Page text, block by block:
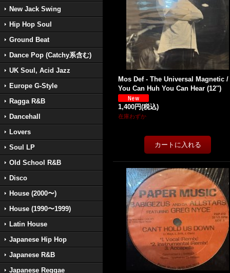
New Jack Swing
Hip Hop Soul
Ground Beat
Dance Pop (Catchy系含む)
UK Soul, Acid Jazz
Europe G-Style
Ragga R&B
Dancehall
Lovers
Soul LP
Old School R&B
Disco
House (2000〜)
House (1990〜1999)
Latin House
Japanese Hip Hop
Japanese R&B
Japanese Reggae
Mos Def - The Universal Magnetic /
You Can Huh You Can Hear (12'')
1,400円(税込)
在庫わずか